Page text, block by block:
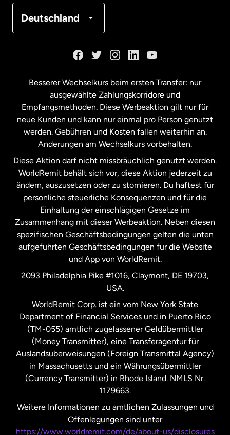
Deutschland
Malaysia
Neuseeland
Niederlande
Schweden
Spanien
Vereinigte Staaten English
Vereinigte Staaten
Vereinigtes Königreich
Besserer Wechselkurs beim ersten Transfer: nur
ausgewählte Zahlungskorridore und
Empfangsmethoden. Diese Werbeaktion gilt nur für
neue Kunden und kann nur einmal pro Person genutzt
werden. Gebühren und Kosten fallen weiterhin an.
Änderungen am Wechselkurs vorbehalten.
Diese Aktion darf nicht missbräuchlich genutzt werden.
WorldRemit behält sich vor, diese Aktion jederzeit zu
ändern, auszusetzen oder zu stornieren. Du haftest für
persönliche steuerliche Konsequenzen und für die
Einhaltung der einschlägigen Gesetze im
Zusammenhang mit dieser Werbeaktion. Neben diesen
spezifischen Geschäftsbedingungen gelten die unten
aufgeführten Geschäftsbedingungen für die Website
und App von WorldRemit.
2093 Philadelphia Pike #1016, Claymont, DE 19703,
USA.
WorldRemit Corp. ist ein vom New York State
Department of Financial Services und in Puerto Rico
(TM-055) amtlich zugelassener Geldübermittler
(Money Transmitter), eine Transferagentur für
Auslandsüberweisungen (Foreign Transmittal Agency)
in Massachusetts und ein Währungsübermittler
(Currency Transmitter) in Rhode Island. NMLS Nr.
1179663.
Weitere Informationen zu amtlichen Zulassungen und
Offenlegungen sind unter
https://www.worldremit.com/de/about-us/disclosures